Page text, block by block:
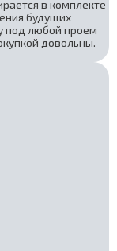
в комплекте
будущих
под любой проем
довольны.